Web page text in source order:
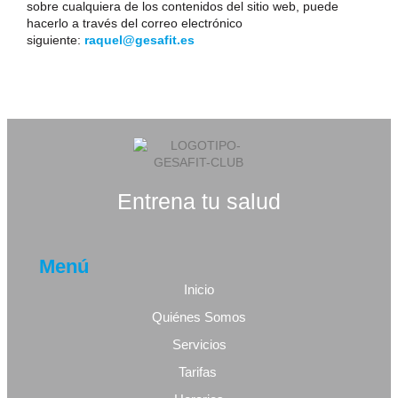
sobre cualquiera de los contenidos del sitio web, puede
hacerlo a través del correo electrónico
siguiente: raquel@gesafit.es
Entrena tu salud
Menú
Inicio
Quiénes Somos
Servicios
Tarifas